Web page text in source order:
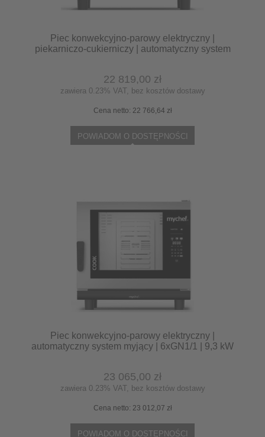
Piec konwekcyjno-parowy elektryczny |
piekarniczo-cukierniczy | automatyczny system
najwyższa stabilność temperatury
22 819,00 zł
zawiera 0.23% VAT, bez kosztów dostawy
Cena netto: 22 766,64 zł
POWIADOM O DOSTĘPNOŚCI
Piec konwekcyjno-parowy elektryczny |
automatyczny system myjący | 6xGN1/1 | 9,3 kW
23 065,00 zł
zawiera 0.23% VAT, bez kosztów dostawy
Cena netto: 23 012,07 zł
POWIADOM O DOSTĘPNOŚCI